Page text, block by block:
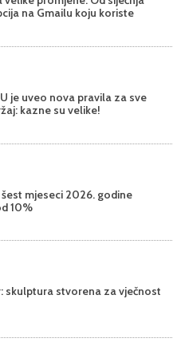
na Gmailu koju koriste
je uveo nova pravila za sve
kazne su velike!
mjeseci 2026. godine
10%
skulptura stvorena za vječnost